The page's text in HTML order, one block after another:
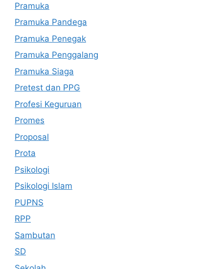
Pramuka
Pramuka Pandega
Pramuka Penegak
Pramuka Penggalang
Pramuka Siaga
Pretest dan PPG
Profesi Keguruan
Promes
Proposal
Prota
Psikologi
Psikologi Islam
PUPNS
RPP
Sambutan
SD